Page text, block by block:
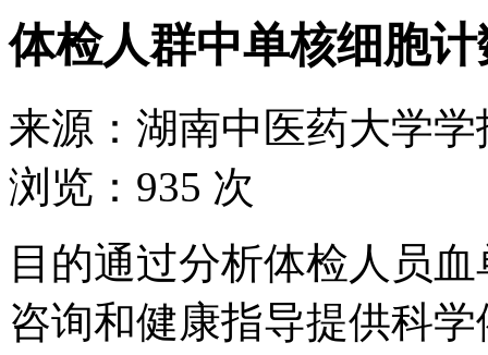
体检人群中单核细胞
来源： 湖南中医药大学学
浏览： 935 次
目的通过分析体检人员
咨询和健康指导提供科